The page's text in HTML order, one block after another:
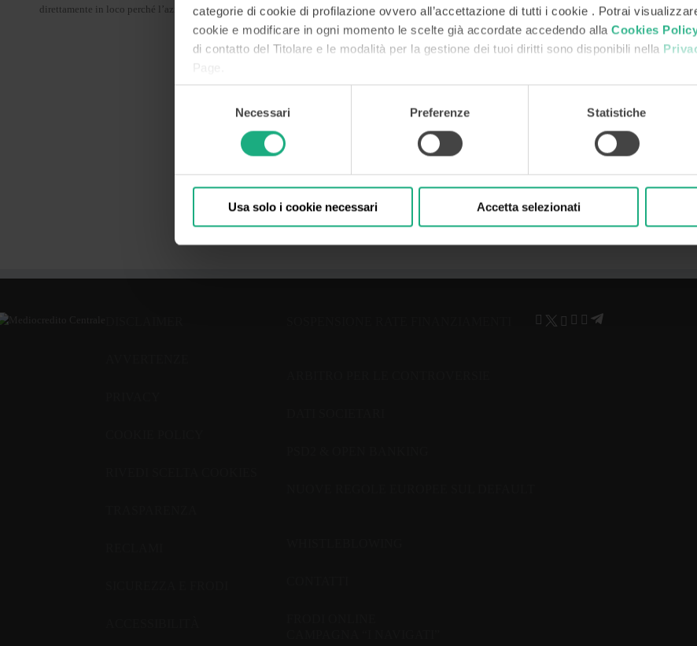
categorie di cookie di profilazione ovvero all’accettazione di tutti i cookie . Potrai
cookie e modificare in ogni momento le scelte già accordate accedendo alla Cookies
di contatto del Titolare e le modalità per la gestione dei tuoi diritti sono disponibili nella
Page.
Necessari Preferenze Statistiche
Usa solo i cookie necessari Accetta selezionati
direttamente in loco perché l’azienda offre anche ospitalità enoturistica nell’antico Casale Satriano.